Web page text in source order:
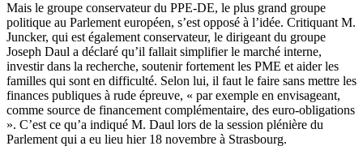
Mais le groupe conservateur du PPE-DE, le plus grand groupe
politique au Parlement européen, s’est opposé à l’idée. Critiquant M.
Juncker, qui est également conservateur, le dirigeant du groupe
Joseph Daul a déclaré qu’il fallait simplifier le marché interne,
investir dans la recherche, soutenir fortement les PME et aider les
familles qui sont en difficulté. Selon lui, il faut le faire sans mettre les
finances publiques à rude épreuve, « par exemple en envisageant,
comme source de financement complémentaire, des euro-obligations
». C’est ce qu’a indiqué M. Daul lors de la session plénière du
Parlement qui a eu lieu hier 18 novembre à Strasbourg.